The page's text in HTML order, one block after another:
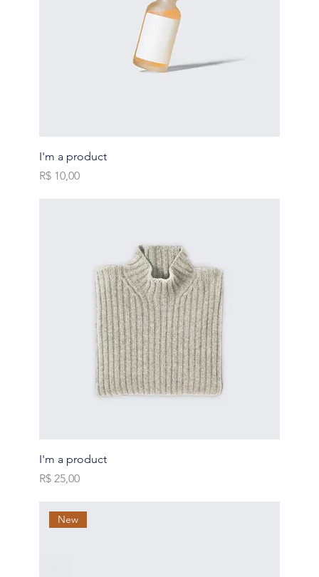
I'm a product
Preço
R$ 10,00
I'm a product
Preço
R$ 25,00
New